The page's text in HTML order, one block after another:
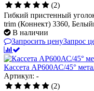
(2)
Гибкий пристенный
trim (Коннект) 3360,
В наличии
Запросить ценуЗапрос
Кассета AP600АС/45°
Артикул: -
(2)